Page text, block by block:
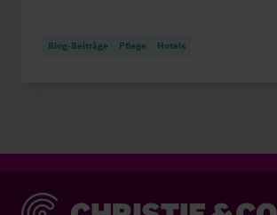
Blog-Beiträge Pflege Hotels
Christie & Co